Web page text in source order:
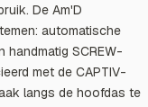
De Am'D
automatische
handmatig SCREW-
met de CAPTIV-
langs de hoofdas te